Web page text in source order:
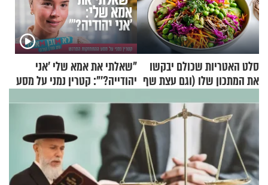
סלט האטריות שכולם יבקשו
את המתכון שלו (וגם עצת שף
"שאלתי את אמא שלי 'אני
יהודייה?'": קטרין נמני על מסע